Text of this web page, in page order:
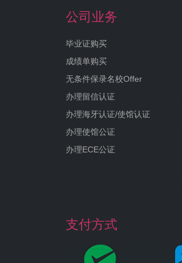
公司业务
毕业证购买
成绩单购买
无条件保录名校Offer
办理留信认证
办理海牙认证/使馆认证
办理使馆公证
办理ECE公证
支付方式